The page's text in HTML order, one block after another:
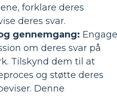
forklare deres
deres svar.
gennemgang:
om deres svar på
Tilskynd dem til at
og støtte deres
Denne